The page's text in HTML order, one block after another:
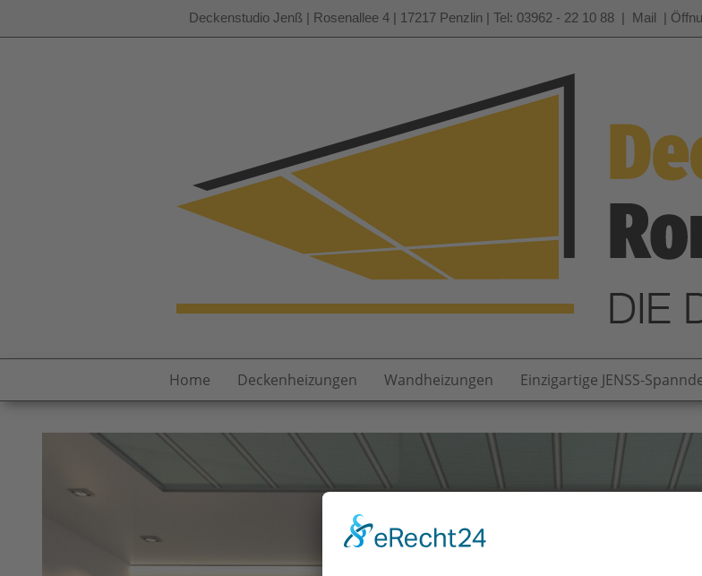
Deckenstudio Jenß | Rosenallee 4 | 17217 Penzlin | Tel: 03962 - 22 10 88 | Mail |
Home Deckenheizungen Wandheizungen Einzigartige JENSS-